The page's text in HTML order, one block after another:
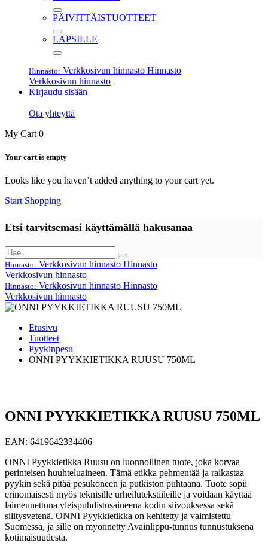
PÄIVITTÄISTUOTTEET
LAPSILLE
Hinnasto: Verkkosivun hinnasto Hinnasto
Verkkosivun hinnasto
Kirjaudu sisään
Ota yhteyttä
My Cart 0
Your cart is empty
Looks like you haven’t added anything to your cart yet.
Start Shopping
Etsi tarvitsemasi käyttämällä hakusanaa
Hinnasto: Verkkosivun hinnasto Hinnasto
Verkkosivun hinnasto
Hinnasto: Verkkosivun hinnasto Hinnasto
Verkkosivun hinnasto
Etusivu
Tuotteet
Pyykinpesu
ONNI PYYKKIETIKKA RUUSU 750ML
ONNI PYYKKIETIKKA RUUSU 750ML
EAN: 6419642334406
ONNI Pyykkietikka Ruusu on luonnollinen tuote, joka korvaa
perinteisen huuhteluaineen. Tämä etikka pehmentää ja raikastaa
pyykin sekä pitää pesukoneen ja putkiston puhtaana. Tuote sopii
erinomaisesti myös teknisille urheilutekstiileille ja voidaan käyttää
laimennettuna yleispuhdistusaineena kodin siivouksessa sekä
silitysvetenä. ONNI Pyykkietikka on kehitetty ja valmistettu
Suomessa, ja sille on myönnetty Avainlippu-tunnus tunnustuksena
kotimaisuudesta.